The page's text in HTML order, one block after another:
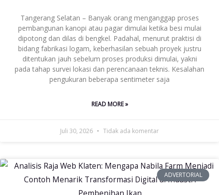
Tangerang Selatan – Banyak orang menganggap proses
pembangunan kanopi atau pagar dimulai ketika besi mulai
dipotong dan dilas di bengkel. Padahal, menurut praktisi di
bidang fabrikasi logam, keberhasilan sebuah proyek justru
ditentukan jauh sebelum proses produksi dimulai, yakni
pada tahap survei lokasi dan perencanaan teknis. Kesalahan
pengukuran beberapa sentimeter saja
READ MORE »
Juli 30, 2026 Tidak ada komentar
ADVERTORIAL